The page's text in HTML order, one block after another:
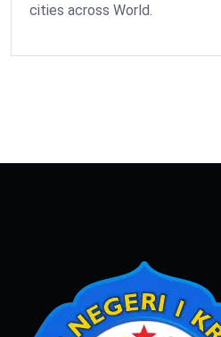
cities across World.